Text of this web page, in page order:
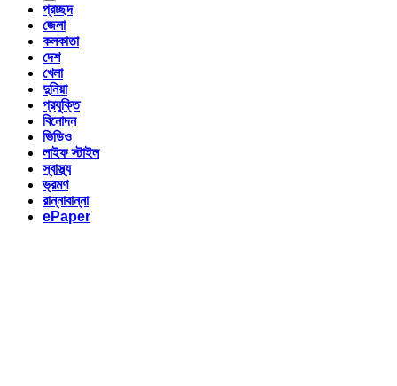
প্রচ্ছদ
জেলা
কলকাতা
দেশ
খেলা
দুনিয়া
প্রযুক্তি
বিনোদন
ভিডিও
লাইফ স্টাইল
স্বাস্থ্য
ভ্রমণ
রান্নাবান্না
ePaper